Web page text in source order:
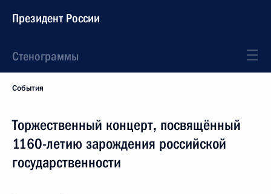
Президент России
Стенограммы
События
Торжественный концерт, посвящённый
1160-летию зарождения российской
государственности